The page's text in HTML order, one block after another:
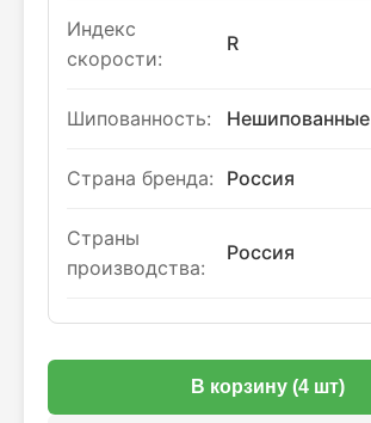
Индекс
скорости:
R
Шипованность: Нешипованные
Страна бренда: Россия
Страны
производства:
Россия
В корзину (4 шт)